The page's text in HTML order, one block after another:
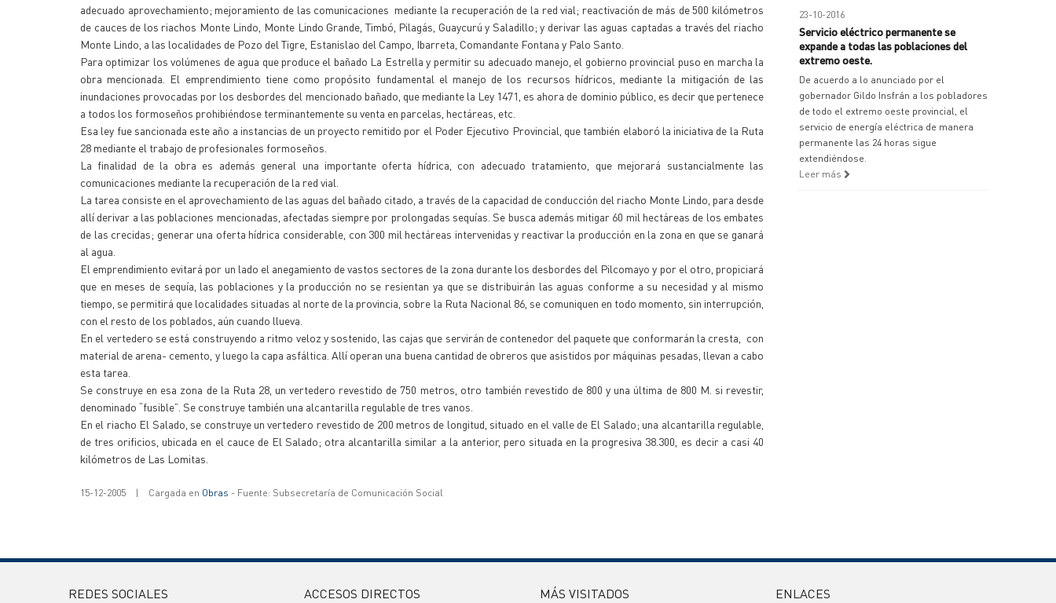
adecuado aprovechamiento; mejoramiento de las comunicaciones mediante la recuperación de la red vial; reactivación de más de 500 kilómetros
de cauces de los riachos Monte Lindo, Monte Lindo Grande, Timbó, Pilagás, Guaycurú y Saladillo; y derivar las aguas captadas a través del riacho
Monte Lindo, a las localidades de Pozo del Tigre, Estanislao del Campo, Ibarreta, Comandante Fontana y Palo Santo.
Para optimizar los volúmenes de agua que produce el bañado La Estrella y permitir su adecuado manejo, el gobierno provincial puso en marcha la
obra mencionada. El emprendimiento tiene como propósito fundamental el manejo de los recursos hídricos, mediante la mitigación de las
inundaciones provocadas por los desbordes del mencionado bañado, que mediante la Ley 1471, es ahora de dominio público, es decir que pertenece
a todos los formoseños prohibiéndose terminantemente su venta en parcelas, hectáreas, etc.
Esa ley fue sancionada este año a instancias de un proyecto remitido por el Poder Ejecutivo Provincial, que también elaboró la iniciativa de la Ruta
28 mediante el trabajo de profesionales formoseños.
La finalidad de la obra es además general una importante oferta hídrica, con adecuado tratamiento, que mejorará sustancialmente las
comunicaciones mediante la recuperación de la red vial.
La tarea consiste en el aprovechamiento de las aguas del bañado citado, a través de la capacidad de conducción del riacho Monte Lindo, para desde
allí derivar a las poblaciones mencionadas, afectadas siempre por prolongadas sequías. Se busca además mitigar 60 mil hectáreas de los embates
de las crecidas; generar una oferta hídrica considerable, con 300 mil hectáreas intervenidas y reactivar la producción en la zona en que se ganará
al agua.
El emprendimiento evitará por un lado el anegamiento de vastos sectores de la zona durante los desbordes del Pilcomayo y por el otro, propiciará
que en meses de sequía, las poblaciones y la producción no se resientan ya que se distribuirán las aguas conforme a su necesidad y al mismo
tiempo, se permitirá que localidades situadas al norte de la provincia, sobre la Ruta Nacional 86, se comuniquen en todo momento, sin interrupción,
con el resto de los poblados, aún cuando llueva.
En el vertedero se está construyendo a ritmo veloz y sostenido, las cajas que servirán de contenedor del paquete que conformarán la cresta, con
material de arena- cemento, y luego la capa asfáltica. Allí operan una buena cantidad de obreros que asistidos por máquinas pesadas, llevan a cabo
esta tarea.
Se construye en esa zona de la Ruta 28, un vertedero revestido de 750 metros, otro también revestido de 800 y una última de 800 M. si revestir,
denominado “fusible”. Se construye también una alcantarilla regulable de tres vanos.
En el riacho El Salado, se construye un vertedero revestido de 200 metros de longitud, situado en el valle de El Salado; una alcantarilla regulable,
de tres orificios, ubicada en el cauce de El Salado; otra alcantarilla similar a la anterior, pero situada en la progresiva 38.300, es decir a casi 40
kilómetros de Las Lomitas.
15-12-2005 | Cargada en Obras - Fuente: Subsecretaría de Comunicación Social
23-10-2016
Servicio eléctrico permanente se
expande a todas las poblaciones del
extremo oeste.
De acuerdo a lo anunciado por el
gobernador Gildo Insfrán a los pobladores
de todo el extremo oeste provincial, el
servicio de energía eléctrica de manera
permanente las 24 horas sigue
extendiéndose.
Leer más
REDES SOCIALES ACCESOS DIRECTOS MÁS VISITADOS ENLACES